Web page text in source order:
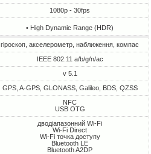
1080p - 30fps
• High Dynamic Range (HDR)
гіроскоп, акселерометр, наближення, компас
IEEE 802.11 a/b/g/n/ac
v 5.1
GPS, A-GPS, GLONASS, Galileo, BDS, QZSS
NFC
USB OTG
дводіапазонний Wi-Fi
Wi-Fi Direct
Wi-Fi точка доступу
Bluetooth LE
Bluetooth A2DP